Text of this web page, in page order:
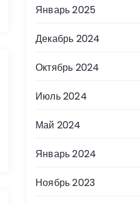
Январь 2025
Декабрь 2024
Октябрь 2024
Июль 2024
Май 2024
Январь 2024
Ноябрь 2023